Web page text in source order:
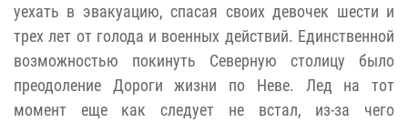
уехать в эвакуацию, спасая своих девочек шести и
трех лет от голода и военных действий. Единственной
возможностью покинуть Северную столицу было
преодоление Дороги жизни по Неве. Лед на тот
момент еще как следует не встал, из-за чего